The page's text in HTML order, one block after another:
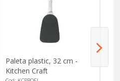
Paleta plastic, 32 cm -
Kitchen Craft